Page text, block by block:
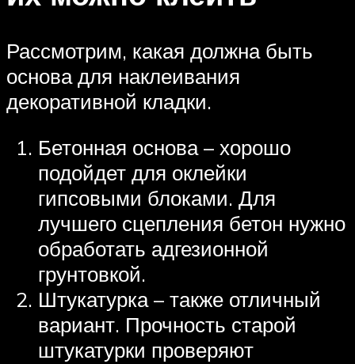
Рассмотрим, какая должна быть
основа для наклеивания
декоративной кладки.
Бетонная основа – хорошо
подойдет для оклейки
гипсовыми блоками. Для
лучшего сцепления бетон нужно
обработать адгезионной
грунтовкой.
Штукатурка – также отличный
вариант. Прочность старой
штукатурки проверяют